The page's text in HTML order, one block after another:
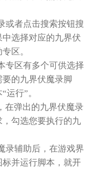
或者点击搜索按钮搜
选择对应的九界伏
区。
专区有多个可供选择
的九界伏魔录脚
“运行”。
在弹出的九界伏魔录
勾选您要执行的九
录辅助后，在游戏界
并运行脚本，就开